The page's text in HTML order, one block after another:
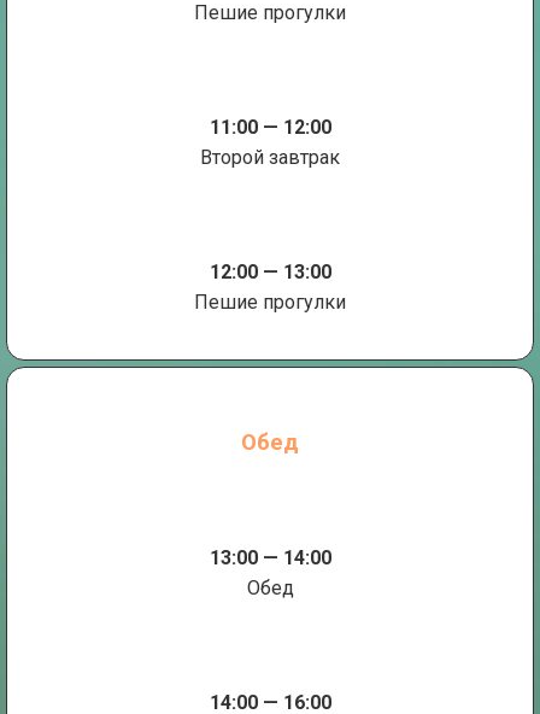
Пешие прогулки
11:00 — 12:00
Второй завтрак
12:00 — 13:00
Пешие прогулки
Обед
13:00 — 14:00
Обед
14:00 — 16:00